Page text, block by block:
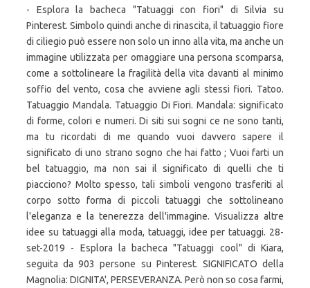
- Esplora la bacheca "Tatuaggi con fiori" di Silvia su
Pinterest. Simbolo quindi anche di rinascita, il tatuaggio fiore
di ciliegio può essere non solo un inno alla vita, ma anche un
immagine utilizzata per omaggiare una persona scomparsa,
come a sottolineare la fragilità della vita davanti al minimo
soffio del vento, cosa che avviene agli stessi fiori. Tatoo.
Tatuaggio Mandala. Tatuaggio Di Fiori. Mandala: significato
di forme, colori e numeri. Di siti sui sogni ce ne sono tanti,
ma tu ricordati di me quando vuoi davvero sapere il
significato di uno strano sogno che hai fatto ; Vuoi farti un
bel tatuaggio, ma non sai il significato di quelli che ti
piacciono? Molto spesso, tali simboli vengono trasferiti al
corpo sotto forma di piccoli tatuaggi che sottolineano
l'eleganza e la tenerezza dell'immagine. Visualizza altre
idee su tatuaggi alla moda, tatuaggi, idee per tatuaggi. 28-
set-2019 - Esplora la bacheca "Tatuaggi cool" di Kiara,
seguita da 903 persone su Pinterest. SIGNIFICATO della
Magnolia: DIGNITA', PERSEVERANZA. Però non so cosa farmi,